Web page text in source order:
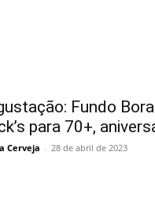
Fundo
para 70+,
Cerveja - 28 de abril de 2023